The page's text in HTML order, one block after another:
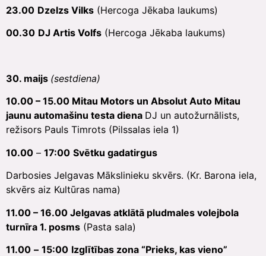
23.00 Dzelzs Vilks (Hercoga Jēkaba laukums)
00.30 DJ Artis Volfs (Hercoga Jēkaba laukums)
30. maijs (sestdiena)
10.00 – 15.00 Mitau Motors un Absolut Auto Mitau
jaunu automašinu testa diena DJ un autožurnālists,
režisors Pauls Timrots (Pilssalas iela 1)
10.00 – 17:00 Svētku gadatirgus
Darbosies Jelgavas Mākslinieku skvērs. (Kr. Barona iela,
skvērs aiz Kultūras nama)
11.00 – 16.00 Jelgavas atklātā pludmales volejbola
turnīra 1. posms (Pasta sala)
11.00 – 15:00 Izglītības zona “Prieks, kas vieno”